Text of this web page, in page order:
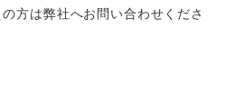
方は弊社へお問い合わせくださ